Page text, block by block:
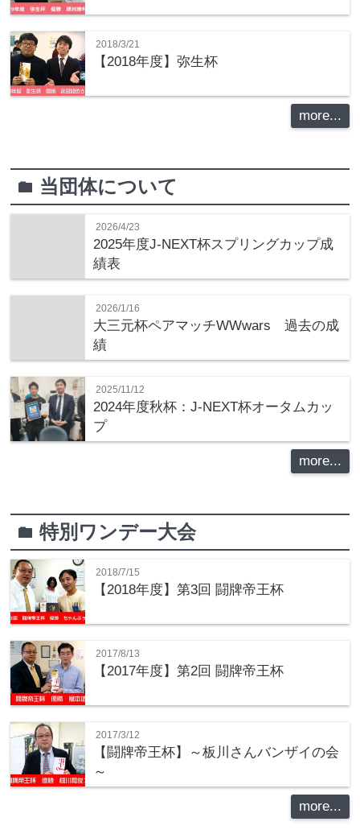
2018/3/21
【2018年度】弥生杯
more...
folder 当団体について
2026/4/23
2025年度J-NEXT杯スプリングカップ成
績表
2026/1/16
大三元杯ペアマッチWWwars 過去の成
績
2025/11/12
2024年度秋杯：J-NEXT杯オータムカッ
プ
more...
folder特別ワンデー大会
2018/7/15
【2018年度】第3回 闘牌帝王杯
2017/8/13
【2017年度】第2回 闘牌帝王杯
2017/3/12
【闘牌帝王杯】～板川さんバンザイの会
～
more...